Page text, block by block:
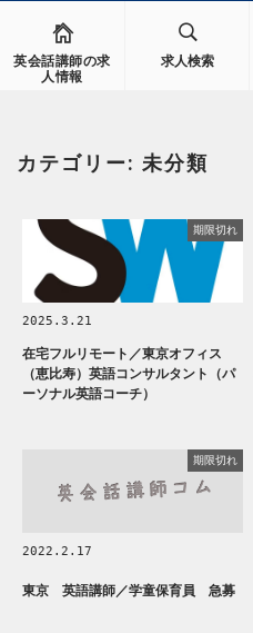
英会話講師の求
人情報
求人検索
カテゴリー: 未分類
期限切れ
2025.3.21
在宅フルリモート／東京オフィス
（恵比寿）英語コンサルタント（パ
ーソナル英語コーチ）
期限切れ
2022.2.17
東京 英語講師／学童保育員 急募